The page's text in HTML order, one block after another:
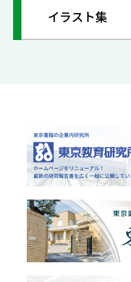
イラスト集